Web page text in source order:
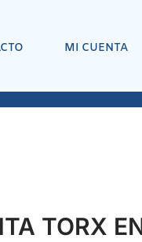
MI CUENTA
TORX